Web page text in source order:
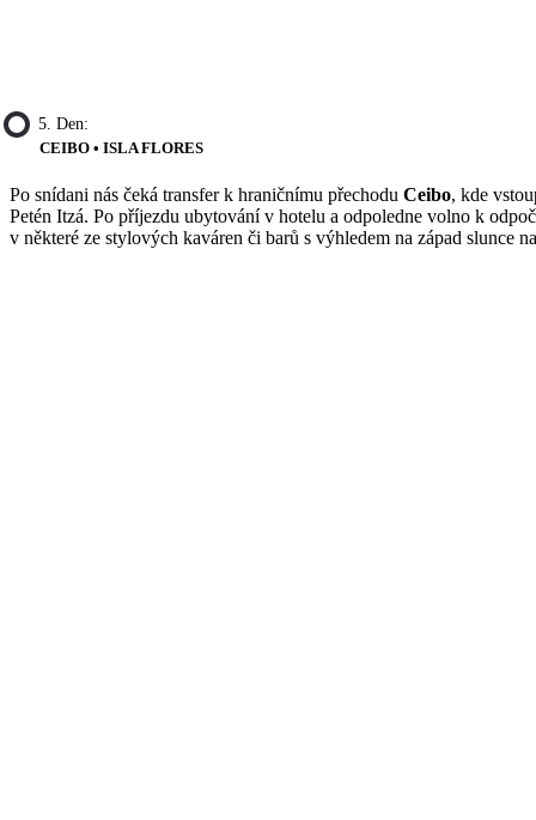
5. Den:
CEIBO • ISLA FLORES
Po snídani nás čeká transfer k hraničnímu přechodu Ceibo, kde
Petén Itzá. Po příjezdu ubytování v hotelu a odpoledne volno k
v některé ze stylových kaváren či barů s výhledem na západ slunce